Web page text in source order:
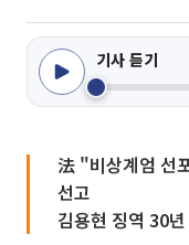
기사 듣기
法 "비상계엄 선
선고
김용현 징역 30